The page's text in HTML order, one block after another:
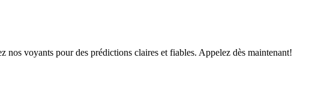
nos voyants pour des prédictions claires et fiables. Appelez dès maintenant!